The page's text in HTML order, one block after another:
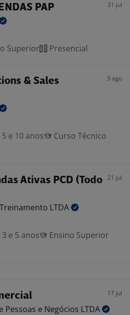
PAP 31 jul
Superior Presencial
& Sales
3 ago
e 10 anos
Curso Técnico
Ativas PCD (Todo 21 jul
LTDA
e 5 anos
Ensino Superior
17 jul
Pessoas e Negócios LTDA